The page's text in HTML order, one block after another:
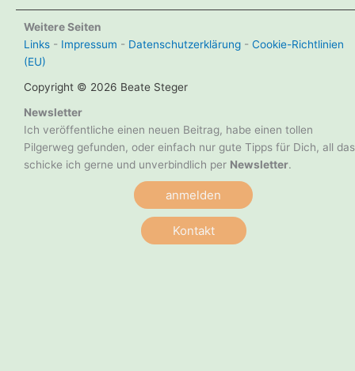
Weitere Seiten
Links - Impressum - Datenschutzerklärung - Cookie-Richtlinien
(EU)
Copyright © 2026 Beate Steger
Newsletter
Ich veröffentliche einen neuen Beitrag, habe einen tollen
Pilgerweg gefunden, oder einfach nur gute Tipps für Dich, all das
schicke ich gerne und unverbindlich per Newsletter.
anmelden
Kontakt